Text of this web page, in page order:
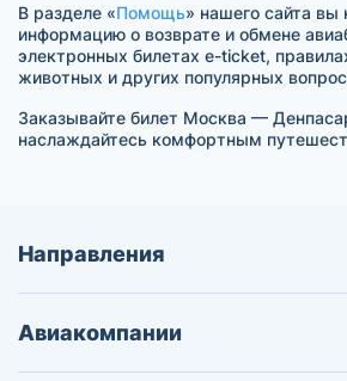
В разделе «Помощь» нашего сайта вы
информацию о возврате и обмене
электронных билетах e-ticket,
животных и других популярных
Заказывайте билет Москва —
наслаждайтесь комфортным
Направления
Авиакомпании